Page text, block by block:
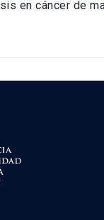
en cáncer de